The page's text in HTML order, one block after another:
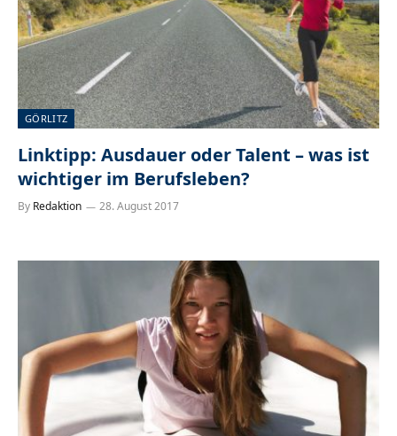
GÖRLITZ
Linktipp: Ausdauer oder Talent – was ist
wichtiger im Berufsleben?
By Redaktion 28. August 2017